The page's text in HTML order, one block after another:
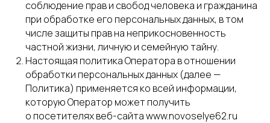
соблюдение прав и свобод человека и гражданина
при обработке его персональных данных, в том
числе защиты прав на неприкосновенность
частной жизни, личную и семейную тайну.
Настоящая политика Оператора в отношении
обработки персональных данных (далее —
Политика) применяется ко всей информации,
которую Оператор может получить
о посетителях веб-сайта www.novoselye62.ru